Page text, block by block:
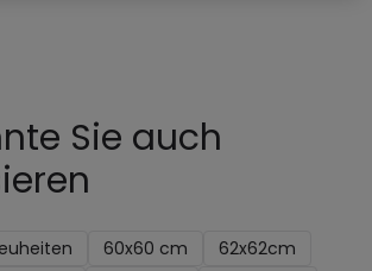
Sie auch
60x60 cm
62x62cm